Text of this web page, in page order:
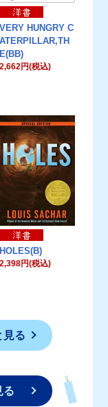
VERY HUNGRY C
ATERPILLAR,TH
E(BB)
2,662円(税込)
HOLES(B)
2,398円(税込)
見る
る